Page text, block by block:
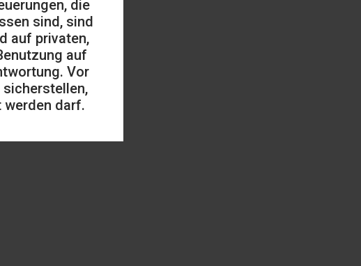
die
sind, sind
auf privaten,
auf
Vor
sicherstellen,
werden darf.